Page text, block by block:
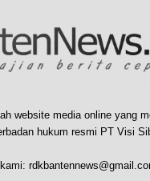
website media online yang
hukum resmi PT Visi